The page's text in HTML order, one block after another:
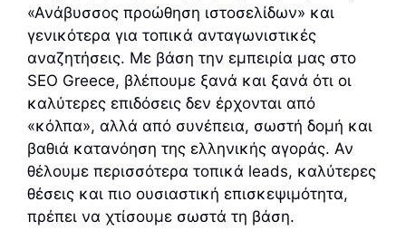
«Ανάβυσσος προώθηση ιστοσελίδων» και
γενικότερα για τοπικά ανταγωνιστικές
αναζητήσεις. Με βάση την εμπειρία μας στο
SEO Greece, βλέπουμε ξανά και ξανά ότι οι
καλύτερες επιδόσεις δεν έρχονται από
«κόλπα», αλλά από συνέπεια, σωστή δομή και
βαθιά κατανόηση της ελληνικής αγοράς. Αν
θέλουμε περισσότερα τοπικά leads, καλύτερες
θέσεις και πιο ουσιαστική επισκεψιμότητα,
πρέπει να χτίσουμε σωστά τη βάση.